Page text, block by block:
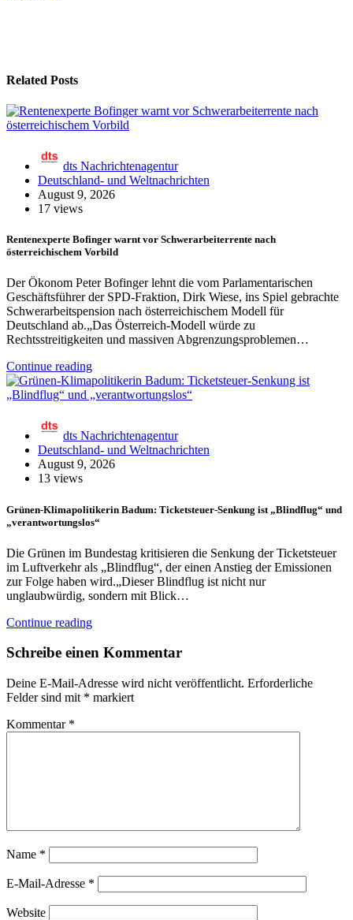
Related Posts
dts Nachrichtenagentur
Deutschland- und Weltnachrichten
August 9, 2026
17 views
Rentenexperte Bofinger warnt vor Schwerarbeiterrente nach
österreichischem Vorbild
Der Ökonom Peter Bofinger lehnt die vom Parlamentarischen
Geschäftsführer der SPD-Fraktion, Dirk Wiese, ins Spiel gebrachte
Schwerarbeitspension nach österreichischem Modell für
Deutschland ab.„Das Österreich-Modell würde zu
Rechtsstreitigkeiten und massiven Abgrenzungsproblemen…
Continue reading
dts Nachrichtenagentur
Deutschland- und Weltnachrichten
August 9, 2026
13 views
Grünen-Klimapolitikerin Badum: Ticketsteuer-Senkung ist „Blindflug“ und
„verantwortungslos“
Die Grünen im Bundestag kritisieren die Senkung der Ticketsteuer
im Luftverkehr als „Blindflug“, der einen Anstieg der Emissionen
zur Folge haben wird.„Dieser Blindflug ist nicht nur
unglaubwürdig, sondern mit Blick…
Continue reading
Schreibe einen Kommentar
Deine E-Mail-Adresse wird nicht veröffentlicht. Erforderliche
Felder sind mit * markiert
Kommentar *
Name *
E-Mail-Adresse *
Website